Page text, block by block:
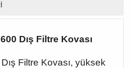
Dış Filtre Kovası
Filtre Kovası, yüksek